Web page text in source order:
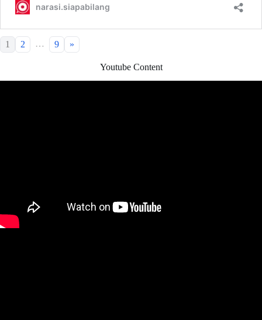
1 2 … 9 »
Youtube Content